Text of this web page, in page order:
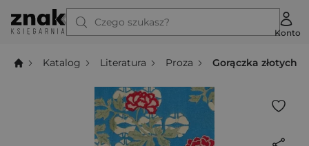
Czego szukasz?
Konto
Katalog Literatura Proza Gorączka złotych